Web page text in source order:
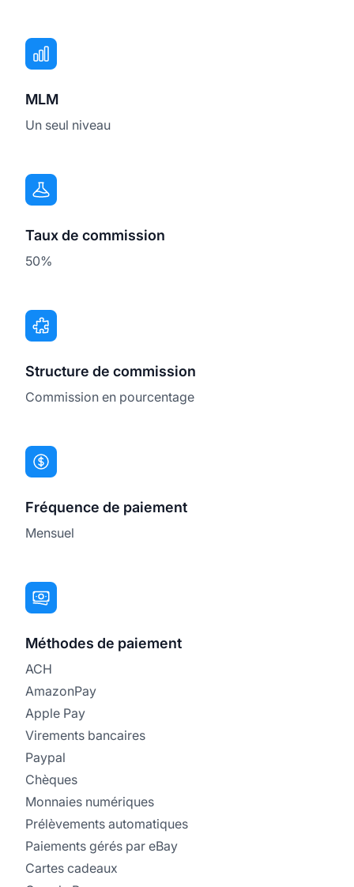
MLM
Un seul niveau
Taux de commission
50%
Structure de commission
Commission en pourcentage
Fréquence de paiement
Mensuel
Méthodes de paiement
ACH
AmazonPay
Apple Pay
Virements bancaires
Paypal
Chèques
Monnaies numériques
Prélèvements automatiques
Paiements gérés par eBay
Cartes cadeaux